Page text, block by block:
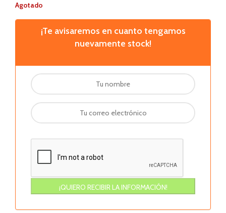
Agotado
¡Te avisaremos en cuanto tengamos
nuevamente stock!